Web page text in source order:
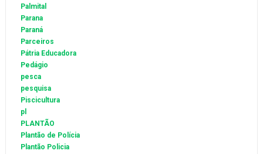
Palmital
Parana
Paraná
Parceiros
Pátria Educadora
Pedágio
pesca
pesquisa
Piscicultura
pl
PLANTÃO
Plantão de Polícia
Plantão Policia